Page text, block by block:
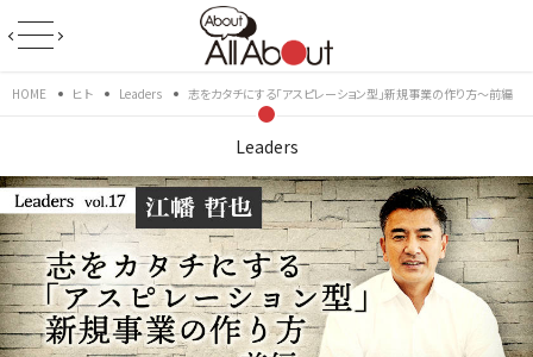
HOME ヒト Leaders 志をカタチにする「アスピレーション型」新規事業の作り方～前編
Leaders